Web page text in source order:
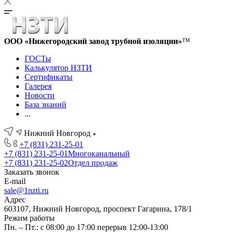
ООО «Нижегородский завод трубной изоляции»™
ГОСТы
Калькулятор НЗТИ
Сертификаты
Галерея
Новости
База знаний
...
Нижний Новгород
+7 (831) 231-25-01
+7 (831) 231-25-01Многоканальный
+7 (831) 231-25-02Отдел продаж
Заказать звонок
E-mail
sale@1nzti.ru
Адрес
603107, Нижний Новгород, проспект Гагарина, 178/1
Режим работы
Пн. – Пт.: с 08:00 до 17:00 перерыв 12:00-13:00